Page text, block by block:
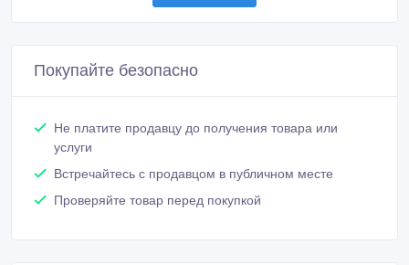
Покупайте безопасно
Не платите продавцу до получения товара или
услуги
Встречайтесь с продавцом в публичном месте
Проверяйте товар перед покупкой